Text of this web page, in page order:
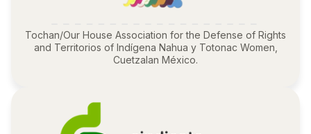
Tochan/Our House Association for the Defense of Rights
and Territorios of Indígena Nahua y Totonac Women,
Cuetzalan México.